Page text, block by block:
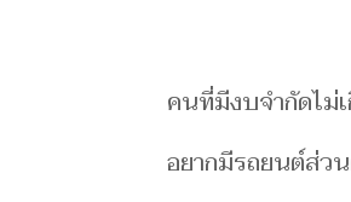
คนที่มีงบจำกัดไม่
อยากมีรถยนต์ส่ว